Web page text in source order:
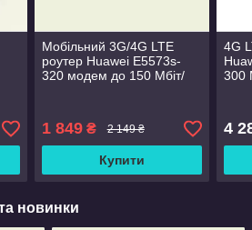
Мобільний 3G/4G LTE
роутер Huawei E5573s-
320 модем до 150 Мбіт/
1 849₴ 2 149 ₴
Купити
4G
300
4
новинки